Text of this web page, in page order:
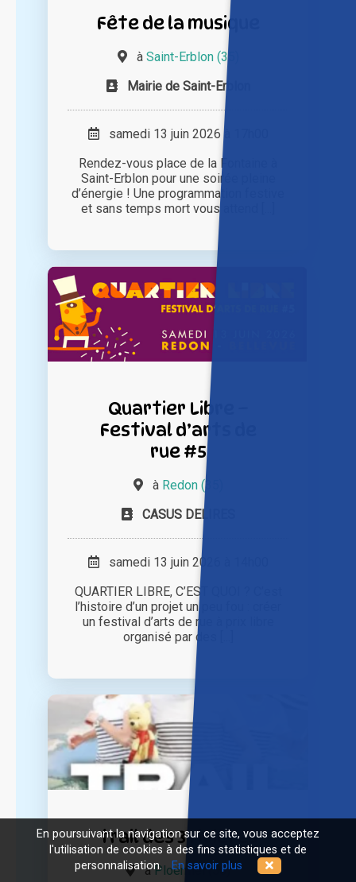
Fête de la musique
à Saint-Erblon (35)
Mairie de Saint-Erblon
samedi 13 juin 2026 à 17h00
Rendez-vous place de la Fontaine à
Saint-Erblon pour une soirée pleine
d’énergie ! Une programmation festive
et sans temps mort vous attend [...]
Quartier Libre –
Festival d’arts de
rue #5
à Redon (35)
CASUS DELIRES
samedi 13 juin 2026 à 14h00
QUARTIER LIBRE, C’EST QUOI ? C’est
l’histoire d’un projet un peu fou : créer
un festival d’arts de rue à prix libre
organisé par des [...]
trail des 3 rivières
àPloërmel (56)
En poursuivant la navigation sur ce site, vous acceptez
l'utilisation de cookies à des fins statistiques et de
personnalisation.En savoir plus